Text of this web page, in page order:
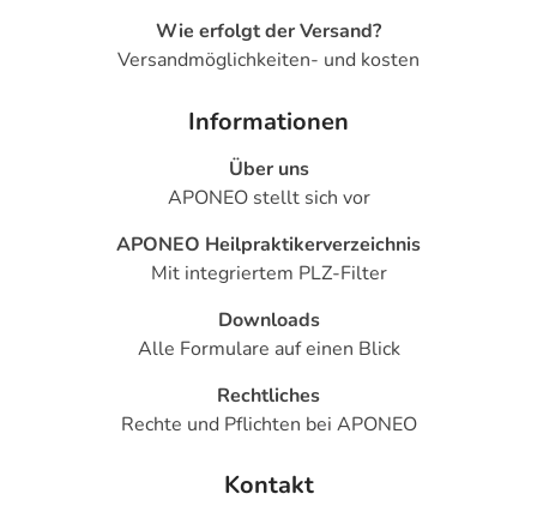
Wie erfolgt der Versand?
Versandmöglichkeiten- und kosten
Informationen
Über uns
APONEO stellt sich vor
APONEO Heilpraktikerverzeichnis
Mit integriertem PLZ-Filter
Downloads
Alle Formulare auf einen Blick
Rechtliches
Rechte und Pflichten bei APONEO
Kontakt